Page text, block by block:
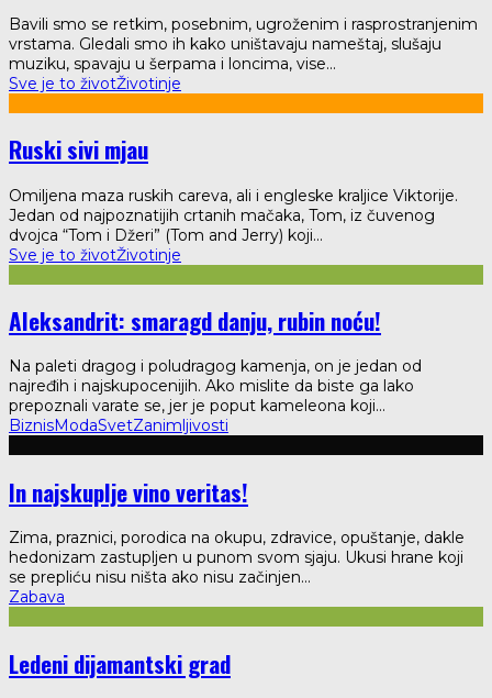
Bavili smo se retkim, posebnim, ugroženim i rasprostranjenim
vrstama. Gledali smo ih kako uništavaju nameštaj, slušaju
muziku, spavaju u šerpama i loncima, vise...
Sve je to životŽivotinje
Ruski sivi mjau
Omiljena maza ruskih careva, ali i engleske kraljice Viktorije.
Jedan od najpoznatijih crtanih mačaka, Tom, iz čuvenog
dvojca “Tom i Džeri” (Tom and Jerry) koji...
Sve je to životŽivotinje
Aleksandrit: smaragd danju, rubin noću!
Na paleti dragog i poludragog kamenja, on je jedan od
najređih i najskupocenijih. Ako mislite da biste ga lako
prepoznali varate se, jer je poput kameleona koji...
BiznisModaSvetZanimljivosti
In najskuplje vino veritas!
Zima, praznici, porodica na okupu, zdravice, opuštanje, dakle
hedonizam zastupljen u punom svom sjaju. Ukusi hrane koji
se prepliću nisu ništa ako nisu začinjen...
Zabava
Ledeni dijamantski grad